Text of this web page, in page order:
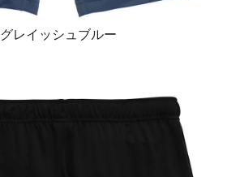
グレイッシュブルー